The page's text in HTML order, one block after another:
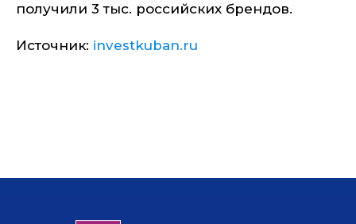
получили 3 тыс. российских брендов.
Источник: investkuban.ru